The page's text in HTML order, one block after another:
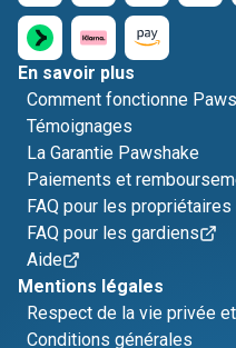
En savoir plus
Comment fonctionne
Témoignages
La Garantie Pawshake
Paiements et
FAQ pour les propriétaires
FAQ pour les gardiens
Aide
Mentions légales
Respect de la vie privée
Conditions générales